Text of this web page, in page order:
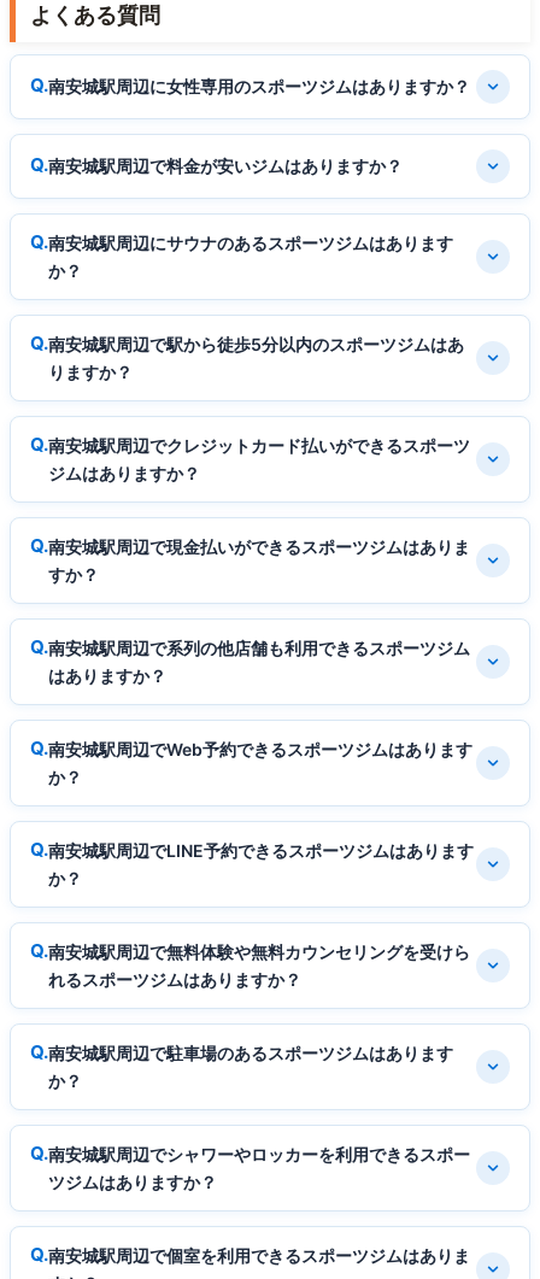
よくある質問
南安城駅周辺に女性専用のスポーツジムはありますか？
南安城駅周辺で料金が安いジムはありますか？
南安城駅周辺にサウナのあるスポーツジムはあります
か？
南安城駅周辺で駅から徒歩5分以内のスポーツジムはあ
りますか？
南安城駅周辺でクレジットカード払いができるスポーツ
ジムはありますか？
南安城駅周辺で現金払いができるスポーツジムはありま
すか？
南安城駅周辺で系列の他店舗も利用できるスポーツジム
はありますか？
南安城駅周辺でWeb予約できるスポーツジムはあります
か？
南安城駅周辺でLINE予約できるスポーツジムはあります
か？
南安城駅周辺で無料体験や無料カウンセリングを受けら
れるスポーツジムはありますか？
南安城駅周辺で駐車場のあるスポーツジムはあります
か？
南安城駅周辺でシャワーやロッカーを利用できるスポー
ツジムはありますか？
南安城駅周辺で個室を利用できるスポーツジムはありま